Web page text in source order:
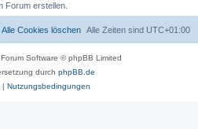
Forum erstellen.
Alle Zeiten sind UTC+01:00
Alle Cookies löschen
Software © phpBB Limited
durch phpBB.de
| Nutzungsbedingungen